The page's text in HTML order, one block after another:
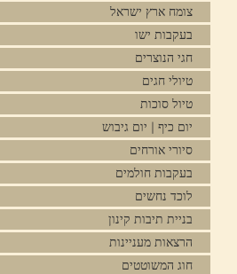
צומח ארץ ישראל
בעקבות ישו
חגי הנוצרים
טיולי חגים
טיול סוכות
יום כיף | יום גיבוש
סיורי אורחים
בעקבות חולמים
לוכד נחשים
בניית תיבות קינון
הרצאות מעניינות
חוג המשוטטים